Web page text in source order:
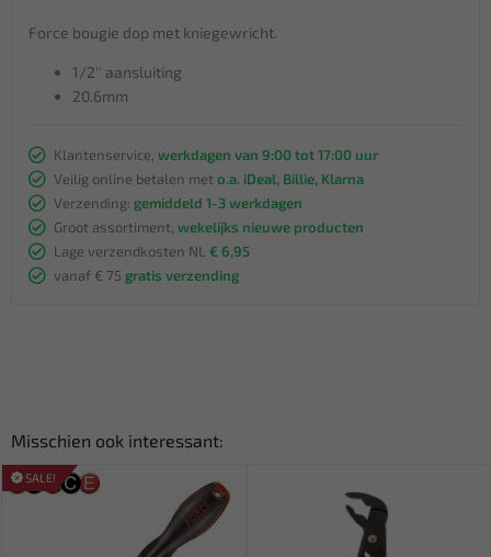
Force bougie dop met kniegewricht.
1/2'' aansluiting
20.6mm
Klantenservice, werkdagen van 9:00 tot 17:00 uur
Veilig online betalen met o.a. iDeal, Billie, Klarna
Verzending: gemiddeld 1-3 werkdagen
Groot assortiment, wekelijks nieuwe producten
Lage verzendkosten NL € 6,95
vanaf € 75 gratis verzending
Misschien ook interessant:
SALE!